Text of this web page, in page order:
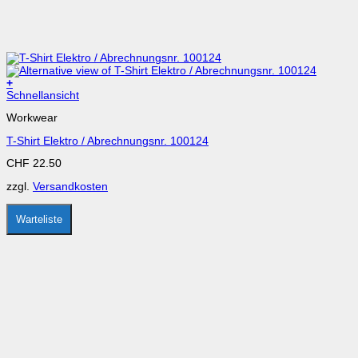
+
Dieses
weist
Varianten
Die
können
auf
der
Produktseite
gewählt
Schnellansicht
Workwear
T-Shirt Elektro / Abrechnungsnr. 100124
CHF 22.50
zzgl. Versandkosten
Warteliste